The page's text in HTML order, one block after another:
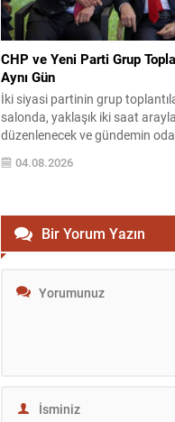
CHP ve Yeni Parti Grup
Aynı Gün
İki siyasi partinin grup
salonda, yaklaşık iki saat arayla
düzenlenecek ve gündemin
konuşmalar olacak. CHP Genel
Kemal Kılıçdaroğlu, göreve
yapılması planlanıyor. Yeni
grup toplantısı ve
Genel Başkanı Özgür Özel,
04.08.2026
Bir Yorum Yazın